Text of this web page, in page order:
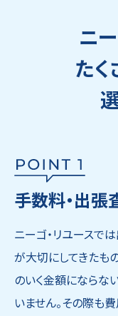
ニ
た
手数料・出張
ニーゴ・リユースで
が大切にしてきたも
のいく金額にならな
いません。その際も